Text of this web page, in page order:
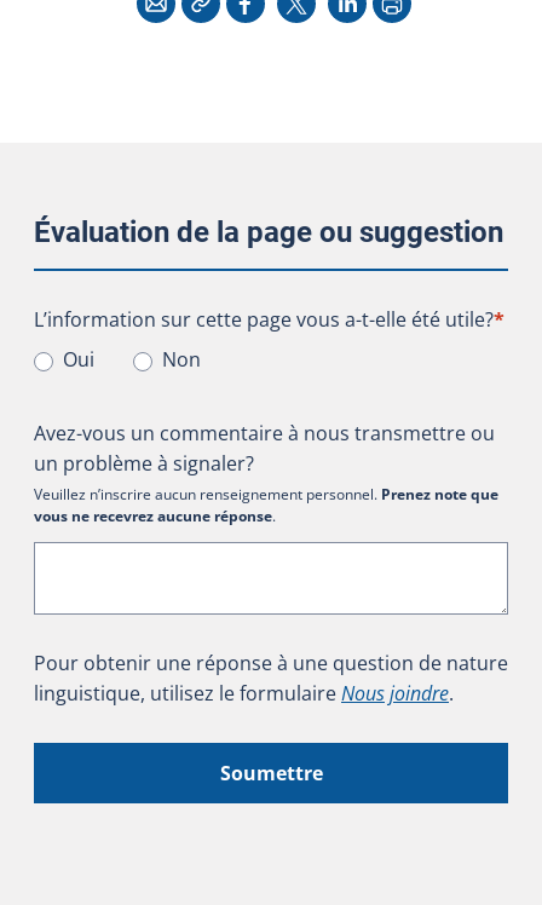
Évaluation de la page ou suggestion
L’information sur cette page vous a-t-elle été utile?
L’information sur cette page vous a-t-elle été utile?*
Oui
Non
Avez-vous un commentaire à nous transmettre ou
un problème à signaler?
Veuillez n’inscrire aucun renseignement personnel. Prenez note que
vous ne recevrez aucune réponse.
Pour obtenir une réponse à une question de nature
linguistique, utilisez le formulaireNous joindre.
Soumettre